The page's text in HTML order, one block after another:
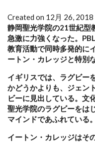
Created on 12月 26, 2018
静岡聖光学院の21世紀型
急激に力強くなった。
教育活動で同時多発的に
ートン・カレッジと特別
イギリスでは、ラグビー
かどうかよりも、ジェン
ビーに見出している。文
聖光学院のラグビーをは
マインドであふれている。
イートン・カレッジはそ